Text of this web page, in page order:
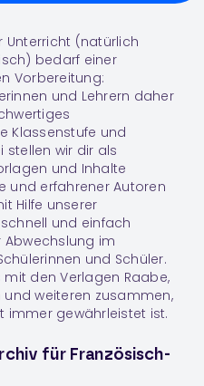
Unterricht (natürlich
) bedarf einer
Vorbereitung:
und Lehrern daher
Klassenstufe und
stellen wir dir als
und Inhalte
und erfahrener Autoren
Hilfe unserer
und einfach
Abwechslung im
und Schüler.
den Verlagen Raabe,
und weiteren zusammen,
immer gewährleistet ist.
für Französisch-